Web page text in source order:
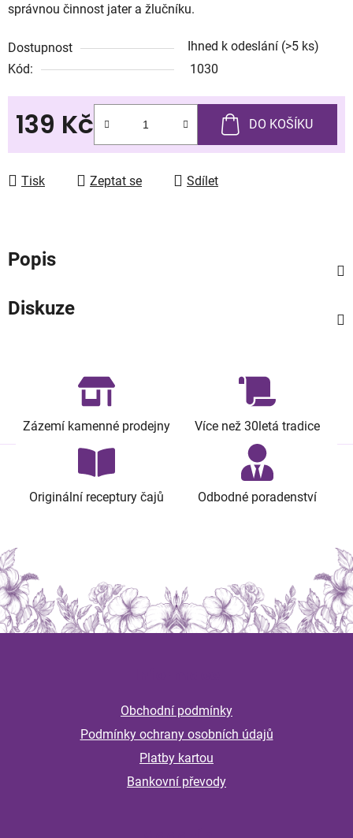
správnou činnost jater a žlučníku.
Dostupnost Ihned k odeslání (>5 ks)
Kód:
1030
139 Kč DO KOŠÍKU
Tisk Zeptat se Sdílet
Popis
Diskuze
Zázemí kamenné prodejny Více než 30letá tradice
Originální receptury čajů Odbodné poradenství
Z
Obchodní podmínky
Podmínky ochrany osobních údajů
Platby kartou
Bankovní převody